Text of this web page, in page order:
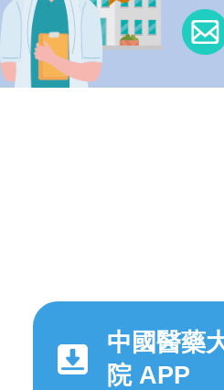
中國醫藥
院 APP